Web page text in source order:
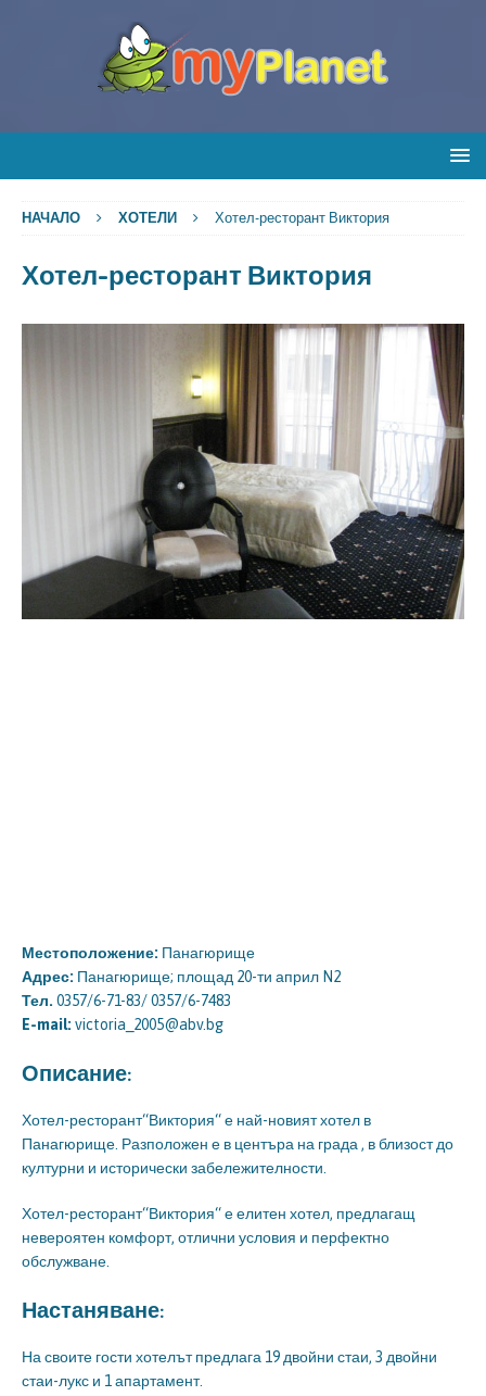
НАЧАЛО ХОТЕЛИ Хотел-ресторант Виктория
Хотел-ресторант Виктория
Местоположение: Панагюрище
Адрес: Панагюрище; площад 20-ти април N2
Тел. 0357/6-71-83/ 0357/6-7483
E-mail: victoria_2005@abv.bg
Описание:
Хотел-ресторант“Виктория“ е най-новият хотел в
Панагюрище. Разположен е в центъра на града , в близост до
културни и исторически забележителности.
Хотел-ресторант“Виктория“ е елитен хотел, предлагащ
невероятен комфорт, отлични условия и перфектно
обслужване.
Настаняване:
На своите гости хотелът предлага 19 двойни стаи, 3 двойни
стаи-лукс и 1 апартамент.